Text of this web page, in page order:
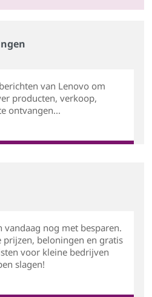
van Lenovo om
producten, verkoop,
ontvangen...
nog met besparen.
prijzen, beloningen en gratis
voor kleine bedrijven
slagen!